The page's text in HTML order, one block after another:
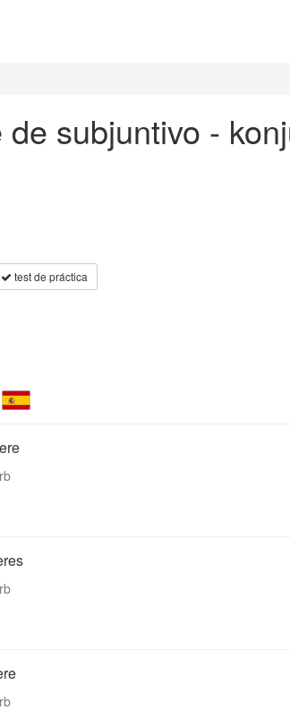
subjuntivo -
test de práctica